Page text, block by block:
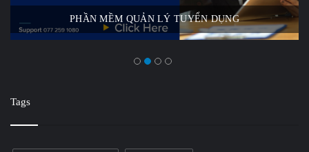
PHẦN MỀM QUẢN LÝ TUYỂN DỤNG
Tags